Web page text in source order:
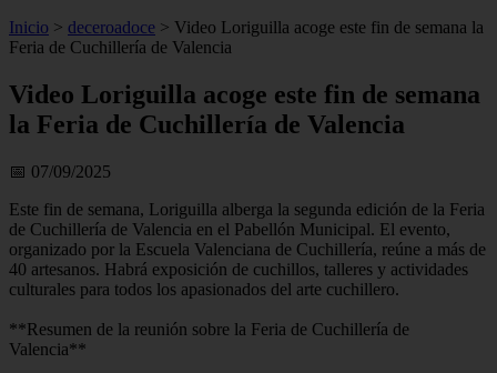
Inicio > deceroadoce > Video Loriguilla acoge este fin de semana la
Feria de Cuchillería de Valencia
Video Loriguilla acoge este fin de semana
la Feria de Cuchillería de Valencia
📅 07/09/2025
Este fin de semana, Loriguilla alberga la segunda edición de la Feria
de Cuchillería de Valencia en el Pabellón Municipal. El evento,
organizado por la Escuela Valenciana de Cuchillería, reúne a más de
40 artesanos. Habrá exposición de cuchillos, talleres y actividades
culturales para todos los apasionados del arte cuchillero.
**Resumen de la reunión sobre la Feria de Cuchillería de
Valencia**